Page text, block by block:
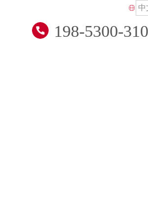
中
198-5300-